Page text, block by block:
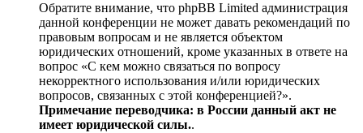
Обратите внимание, что phpBB Limited администрация
данной конференции не может давать рекомендаций по
правовым вопросам и не является объектом
юридических отношений, кроме указанных в ответе на
вопрос «С кем можно связаться по вопросу
некорректного использования и/или юридических
вопросов, связанных с этой конференцией?».
Примечание переводчика: в России данный акт не
имеет юридической силы..